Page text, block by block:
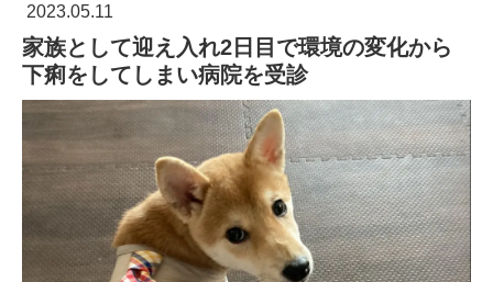
2023.05.11
家族として迎え入れ2日目で環境の変化から
下痢をしてしまい病院を受診